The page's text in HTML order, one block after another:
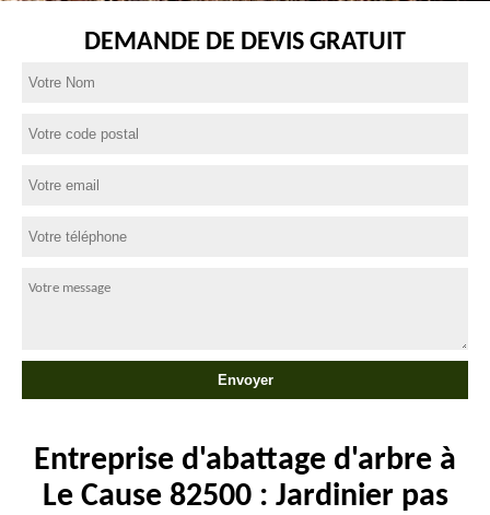
DEMANDE DE DEVIS GRATUIT
Entreprise d'abattage d'arbre à
Le Cause 82500 : Jardinier pas